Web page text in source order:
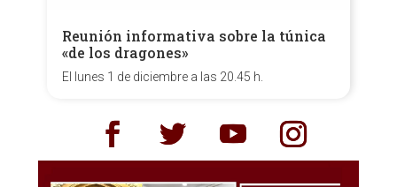
Reunión informativa sobre la túnica
«de los dragones»
El lunes 1 de diciembre a las 20.45 h.